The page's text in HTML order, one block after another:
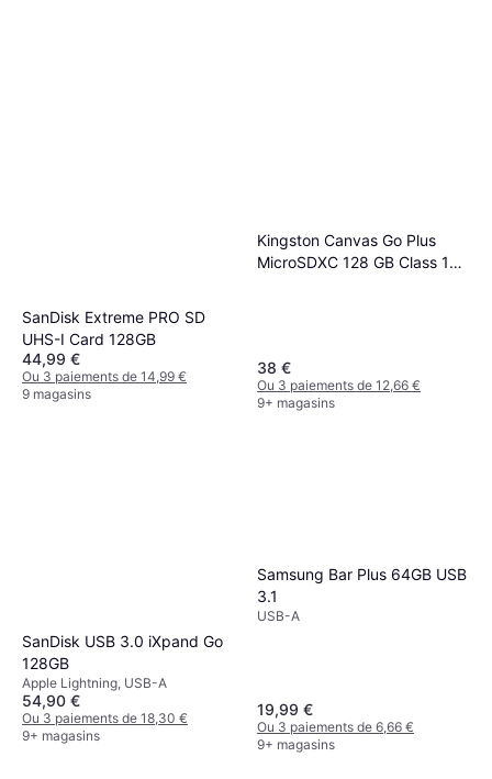
SanDisk Extreme PRO SD
UHS-I Card 128GB
44,99 €
Ou 3 paiements de 14,99 €
9 magasins
Kingston Canvas Go Plus
MicroSDXC 128 GB Class 10
38 €
Ou 3 paiements de 12,66 €
9+ magasins
SanDisk USB 3.0 iXpand Go
128GB
Apple Lightning, USB-A
54,90 €
Ou 3 paiements de 18,30 €
9+ magasins
Samsung Bar Plus 64GB USB
3.1
USB-A
19,99 €
Ou 3 paiements de 6,66 €
9+ magasins